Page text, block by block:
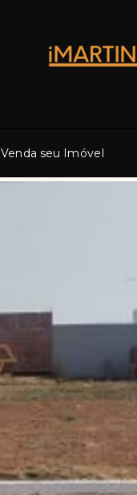
Venda seu Imóvel